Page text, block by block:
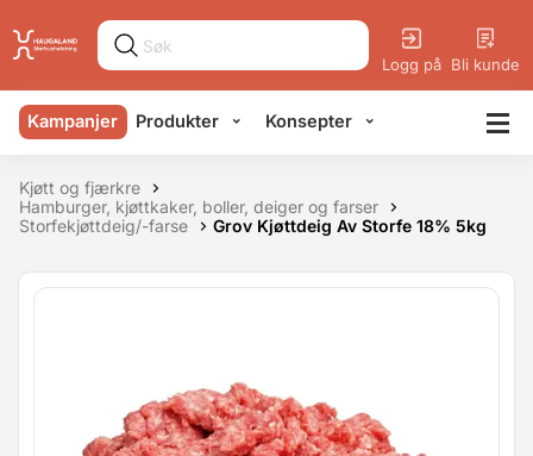
Logg på Bli kunde
Kampanjer Produkter Konsepter
Kjøtt og fjærkre
Hamburger, kjøttkaker, boller, deiger og farser
Storfekjøttdeig/-farse
Grov Kjøttdeig Av Storfe 18% 5kg